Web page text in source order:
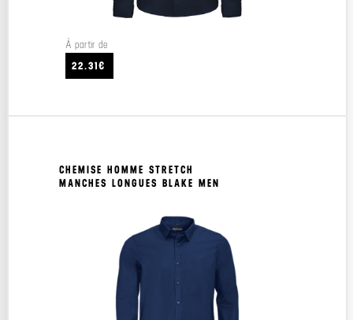
À partir de
22.31€
CHEMISE HOMME STRETCH
MANCHES LONGUES BLAKE MEN